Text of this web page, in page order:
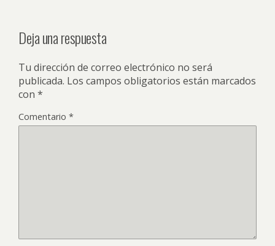
Deja una respuesta
Tu dirección de correo electrónico no será
publicada. Los campos obligatorios están marcados
con *
Comentario *